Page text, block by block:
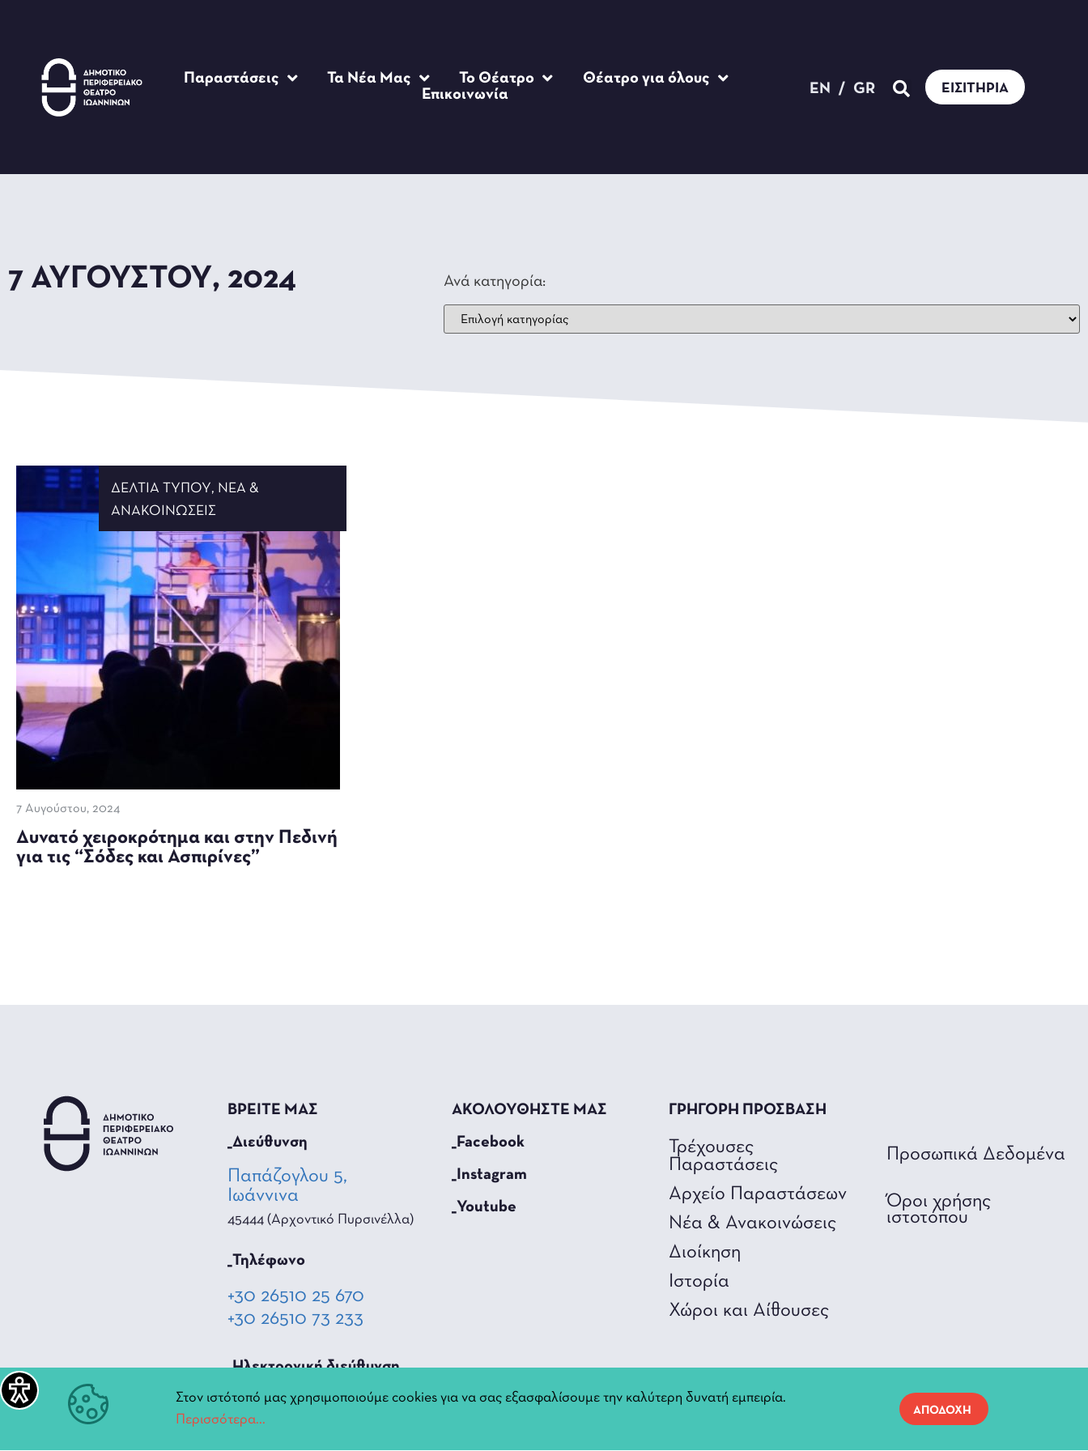
Παραστάσεις Τα Νέα Μας Το Θέατρο
Θέατρο για όλους
Επικοινωνία
EN / GR ΕΙΣΙΤΉΡΙΑ
7 ΑΥΓΟΎΣΤΟΥ, 2024 Ανά κατηγορία:
ΔΕΛΤΊΑ ΤΎΠΟΥ, ΝΈΑ &
ΑΝΑΚΟΙΝΏΣΕΙΣ
7 Αυγούστου, 2024
Δυνατό χειροκρότημα και στην Πεδινή
για τις “Σόδες και Ασπιρίνες”
ΒΡΕΙΤΕ ΜΑΣ
_Διεύθυνση
Παπάζογλου 5,
Ιωάννινα
45444 (Αρχοντικό Πυρσινέλλα)
_Τηλέφωνο
+30 26510 25 670
+30 26510 73 233
_Hλεκτρονική διεύθυνση
diperiftheat@ioannina.gr
ΑΚΟΛΟΥΘΗΣΤΕ ΜΑΣ
_Facebook
_Instagram
_Youtube
ΓΡΗΓΟΡΗ ΠΡΟΣΒΑΣΗ
Τρέχουσες
Παραστάσεις
Αρχείο Παραστάσεων
Νέα & Ανακοινώσεις
Διοίκηση
Ιστορία
Χώροι και Αίθουσες
Προσωπικά Δεδομένα
Όροι χρήσης
ιστοτόπου
Στον ιστότοπό μας χρησιμοποιούμε cookies για να σας εξασφαλίσουμε την καλύτερη δυνατή εμπειρία.
Περισσότερα...
ΑΠΟΔΟΧΗ